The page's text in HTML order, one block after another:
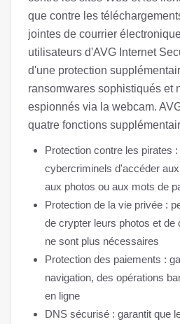
que contre les
jointes de courrier
utilisateurs d'AVG Internet
d'une protection
ransomwares sophistiqués et
espionnés via la webcam.
quatre fonctions
Protection contre les pirates
cybercriminels d'accéder
aux photos ou aux mots de
Protection de la vie privée :
de crypter leurs photos et de
ne sont plus nécessaires
Protection des paiements :
navigation, des opérations
en ligne
DNS sécurisé : garantit que